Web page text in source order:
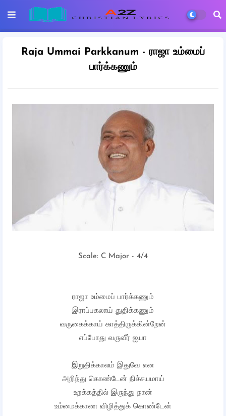
Raja Ummai Parkkanum - ராஜா உம்மைப்
பார்க்கணும்
Scale: C Major - 4/4
ராஜா உம்மைப் பார்க்கணும்
இராப்பகலாய் துதிக்கணும்
வருகைக்காய் காத்திருக்கின்றேன்
எப்போது வருவீர் ஐயா
இறுதிக்காலம் இதுவே என
அறிந்து கொண்டேன் நிச்சயமாய்
உறக்கத்தில் இருந்து நான்
உம்மைக்காண விழித்துக் கொண்டேன்